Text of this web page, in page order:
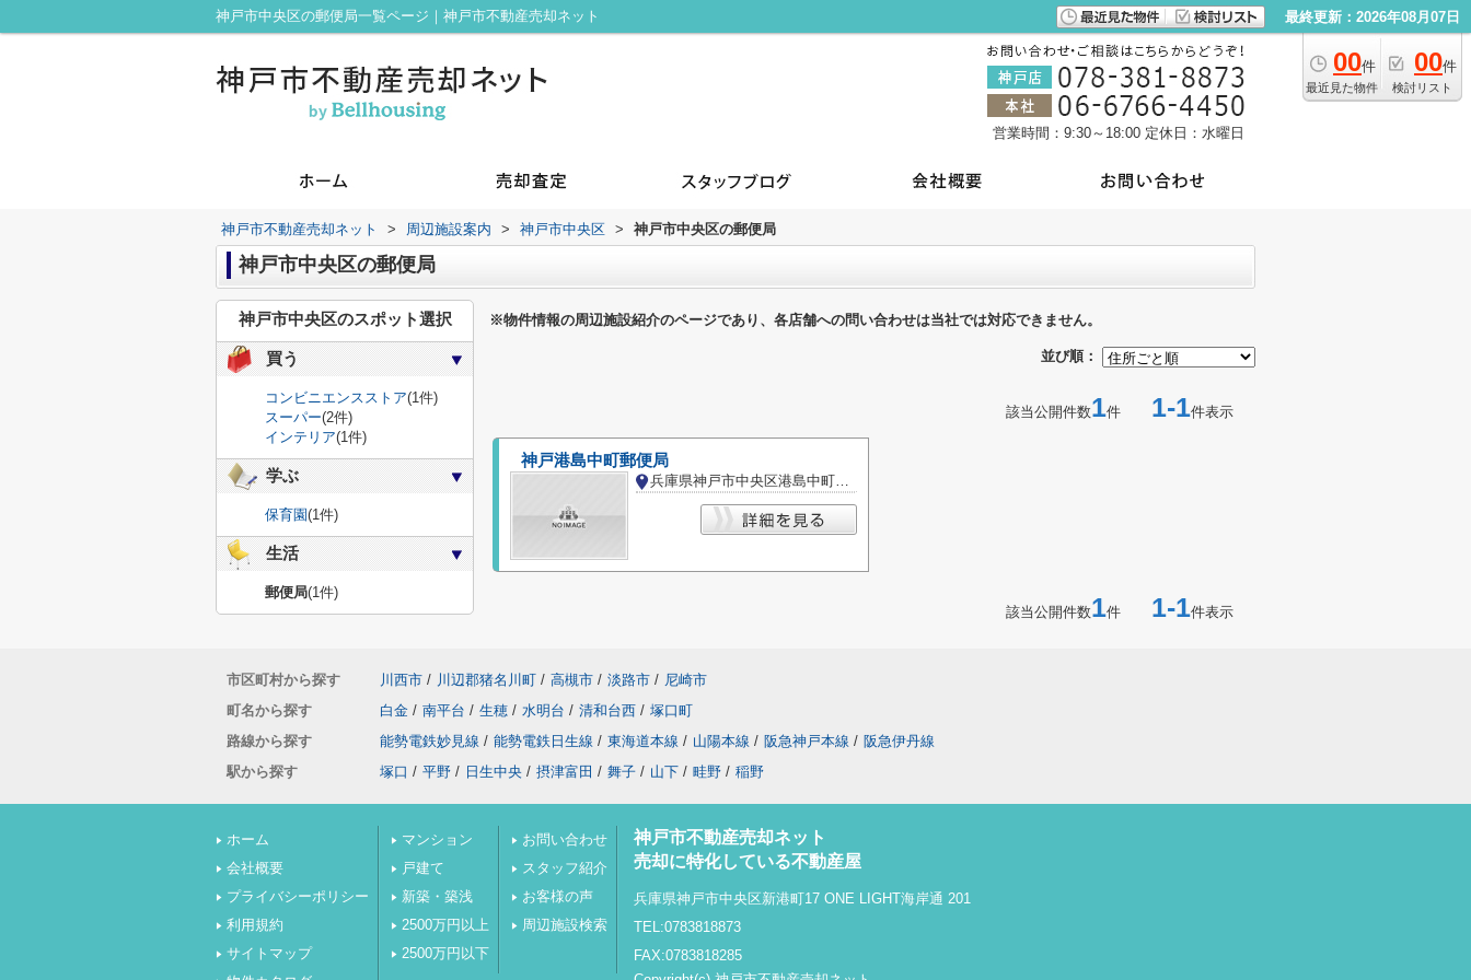
神戸市中央区の郵便局一覧ページ｜神戸市不動産売却ネット 最終更新：2026年08月07日
00件
最近見た物件
00件
検討リスト
営業時間：9:30～18:00 定休日：水曜日
神戸市不動産売却ネット > 周辺施設案内 > 神戸市中央区 > 神戸市中央区の郵便局
神戸市中央区の郵便局
※物件情報の周辺施設紹介のページであり、各店舗への問い合わせは当社では対応できません。
並び順：
該当公開件数1件 1-1件表示
神戸港島中町郵便局
兵庫県神戸市中央区港島中町２丁目
該当公開件数1件 1-1件表示
神戸市中央区のスポット選択
買う
コンビニエンスストア(1件)
スーパー(2件)
インテリア(1件)
学ぶ
保育園(1件)
生活
郵便局(1件)
市区町村から探す 川西市 / 川辺郡猪名川町 / 高槻市 / 淡路市 / 尼崎市
町名から探す
白金 / 南平台 / 生穂 / 水明台 / 清和台西 / 塚口町
路線から探す
能勢電鉄妙見線 / 能勢電鉄日生線 / 東海道本線 / 山陽本線 / 阪急神戸本線 / 阪急伊丹線
駅から探す
塚口 / 平野 / 日生中央 / 摂津富田 / 舞子 / 山下 / 畦野 / 稲野
ホーム
会社概要
プライバシーポリシー
利用規約
サイトマップ
マンション
戸建て
新築・築浅
2500万円以上
2500万円以下
お問い合わせ
スタッフ紹介
お客様の声
周辺施設検索
神戸市不動産売却ネット
売却に特化している不動産屋
兵庫県神戸市中央区新港町17 ONE LIGHT海岸通 201
TEL:0783818873
FAX:0783818285